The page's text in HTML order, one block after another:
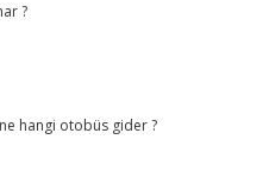
?
hangi otobüs gider ?